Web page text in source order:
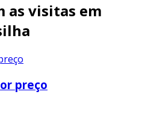
cabides de acrílico
para expor
visíveis e
moda:por sua
as visitas em
preço